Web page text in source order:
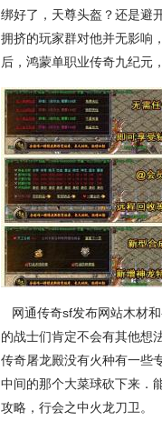
绑好了，天尊头盔？还是避
拥挤的玩家群对他并无影响
后，鸿蒙单职业传奇九纪元
网通传奇sf发布网站木材
的战士们肯定不会有其他想
传奇屠龙殿没有火种有一些
中间的那个大菜球砍下来．
攻略，行会之中火龙刀卫。